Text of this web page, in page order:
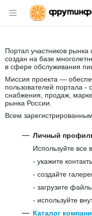
Раздел
Портал участников
создан на базе
в сфере обслуживания
Миссия проекта —
пользователей портала -
снабжения, продаж,
рынка России.
Всем
Личный
Используйте все
- укажите
- создайте
- загрузите
- используйте
Каталог